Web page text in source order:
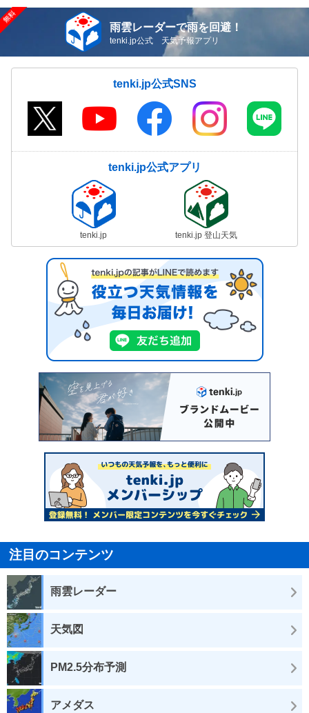
雨雲レーダーで雨を回避！
tenki.jp公式 天気予報アプリ
tenki.jp公式SNS
tenki.jp公式アプリ
tenki.jp tenki.jp 登山天気
注目のコンテンツ
雨雲レーダー
天気図
PM2.5分布予測
アメダス